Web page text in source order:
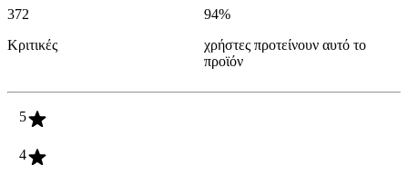
372
Κριτικές
94%
χρήστες προτείνουν αυτό το
προϊόν
5
4